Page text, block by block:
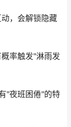
，会解锁隐藏
率触发"淋雨发
"夜班困倦"的特